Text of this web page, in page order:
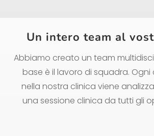
Un intero team al
Abbiamo creato un team
base è il lavoro di squadra.
nella nostra clinica viene
una sessione clinica da tutti gli